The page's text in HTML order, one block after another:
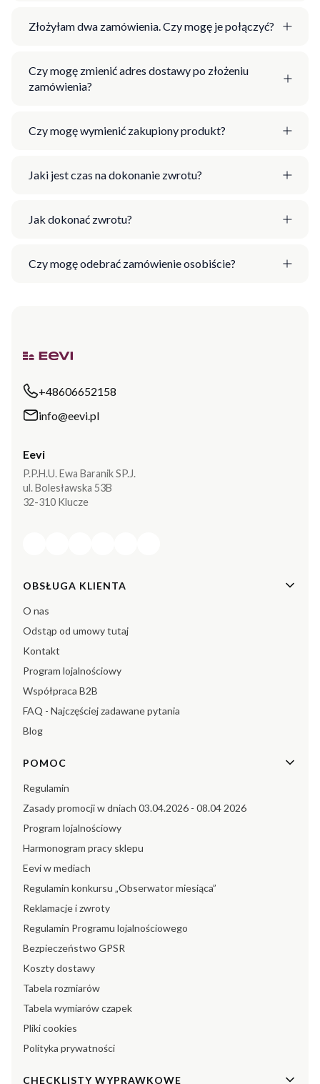
Złożyłam dwa zamówienia. Czy mogę je połączyć?
Czy mogę zmienić adres dostawy po złożeniu
zamówienia?
Czy mogę wymienić zakupiony produkt?
Jaki jest czas na dokonanie zwrotu?
Jak dokonać zwrotu?
Czy mogę odebrać zamówienie osobiście?
+48606652158
info@eevi.pl
Eevi
P.P.H.U. Ewa Baranik SP.J.
ul. Bolesławska 53B
32-310 Klucze
Linki w stopce
OBSŁUGA KLIENTA
O nas
Odstąp od umowy tutaj
Kontakt
Program lojalnościowy
Współpraca B2B
FAQ - Najczęściej zadawane pytania
Blog
POMOC
Regulamin
Zasady promocji w dniach 03.04.2026 - 08.04 2026
Program lojalnościowy
Harmonogram pracy sklepu
Eevi w mediach
Regulamin konkursu „Obserwator miesiąca”
Reklamacje i zwroty
Regulamin Programu lojalnościowego
Bezpieczeństwo GPSR
Koszty dostawy
Tabela rozmiarów
Tabela wymiarów czapek
Pliki cookies
Polityka prywatności
CHECKLISTY WYPRAWKOWE